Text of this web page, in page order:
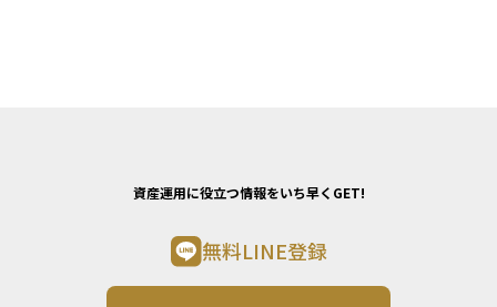
資産運用に役立つ情報をいち早くGET!
無料LINE登録